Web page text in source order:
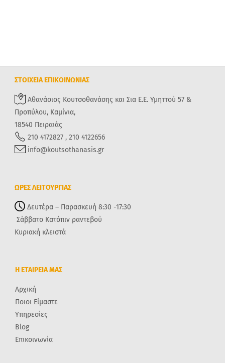
ΣΤΟΙΧΕΙΑ ΕΠΙΚΟΙΝΩΝΙΑΣ
Αθανάσιος Κουτσοθανάσης και Σια Ε.Ε. Υμηττού 57 &
Προπύλου, Καμίνια,
18540 Πειραιάς
210 4172827 , 210 4122656
info@koutsothanasis.gr
ΩΡΕΣ ΛΕΙΤΟΥΡΓΙΑΣ
Δευτέρα – Παρασκευή 8:30 -17:30
Σάββατο Κατόπιν ραντεβού
Κυριακή κλειστά
Η ΕΤΑΙΡΕΙΑ ΜΑΣ
Αρχική
Ποιοι Είμαστε
Υπηρεσίες
Blog
Επικοινωνία